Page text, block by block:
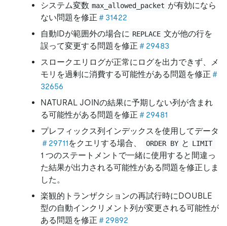
システム変数 max_allowed_packet が有効になら
ない問題を修正 ＃31422
自動IDが範囲外の場合に REPLACE 文が他の行を
誤って変更する問題を修正 ＃29483
スロークエリログが正常にログを出力できず、メ
モリを過剰に消費する可能性がある問題を修正 ＃
32656
NATURAL JOINの結果に予期しない列が含まれ
る可能性がある問題を修正 ＃29481
プレフィックス列インデックスを使用してデータ
＃29711をクエリする場合、 ORDER BY と LIMIT
1 つのステートメントで一緒に使用すると間違っ
た結果が出力される可能性がある問題を修正しま
した。
楽観的トランザクションの再試行時にDOUBLE
型の自動インクリメント列が変更される可能性が
ある問題を修正 ＃29892